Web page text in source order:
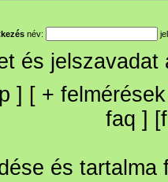
név:
és
] [ + felmérések
faq ] [
és